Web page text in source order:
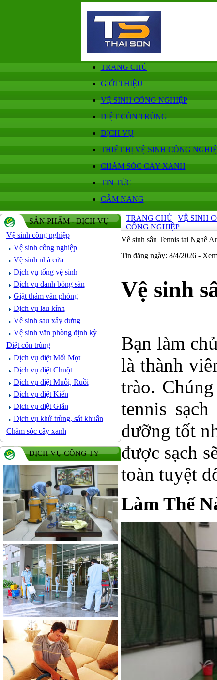
TRANG CHỦ
GIỚI THIỆU
VỆ SINH CÔNG NGHIỆP
DIỆT CÔN TRÙNG
DỊCH VỤ
THIẾT BỊ VỆ SINH CÔNG
CHĂM SÓC CÂY XANH
TIN TỨC
CẨM NANG
SẢN PHẨM - DỊCH VỤ
Vệ sinh công nghiệp
Vệ sinh công nghiệp
Vệ sinh nhà cửa
Dịch vụ tổng vệ sinh
Dịch vụ đánh bóng sàn
Giặt thảm văn phòng
Dịch vụ lau kính
Vệ sinh sau xây dựng
Vệ sinh văn phòng định kỳ
Diệt côn trùng
Dịch vụ diệt Mối Mọt
Dịch vụ diệt Chuột
Dịch vụ diệt Muỗi, Ruồi
Dịch vụ diệt Kiến
Dịch vụ diệt Gián
Dịch vụ khử trùng, sát khuẩn
Chăm sóc cây xanh
DỊCH VỤ CÔNG TY
TRANG CHỦ | VỆ SINH
CÔNG NGHIỆP
Vệ sinh sân Tennis tại Nghệ
Tin đăng ngày: 8/4/2026 -
Vệ sinh
Bạn làm
là thành
trào.
tennis
dưỡng tốt
được sạch
toàn tuyệt
Làm Thế